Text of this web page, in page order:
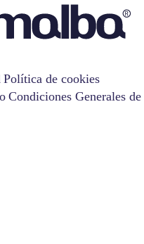
Política de cookies
Condiciones Generales de